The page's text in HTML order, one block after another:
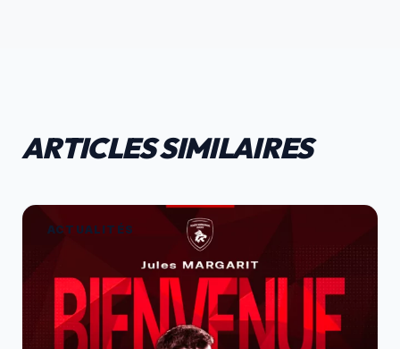
ARTICLES SIMILAIRES
ACTUALITÉS